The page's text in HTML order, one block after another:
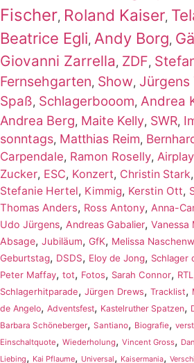
Fischer, Roland Kaiser,
Beatrice Egli, Andy Borg,
Giovanni Zarrella, ZDF,
Fernsehgarten, Show, Jürgens
Spaß, Schlagerbooom, Andrea
Andrea Berg, Maite Kelly, SWR,
sonntags, Matthias Reim,
Carpendale, Ramon Roselly, Airplay
Zucker, ESC, Konzert, Christin Stark,
Stefanie Hertel, Kimmig, Kerstin Ott,
Thomas Anders, Ross Antony, Anna-
Udo Jürgens, Andreas Gabalier, Vanessa
Absage, Jubiläum, GfK, Melissa
Geburtstag, DSDS, Eloy de Jong, Schlager
Peter Maffay, tot, Fotos, Sarah Connor, RTL
Schlagerhitparade, Jürgen Drews, Tracklist,
de Angelo, Adventsfest, Kastelruther Spatzen,
Barbara Schöneberger, Santiano, Biografie,
Einschaltquote, Wiederholung, Vincent Gross,
Liebing, Kai Pflaume, Universal, Kaisermania,